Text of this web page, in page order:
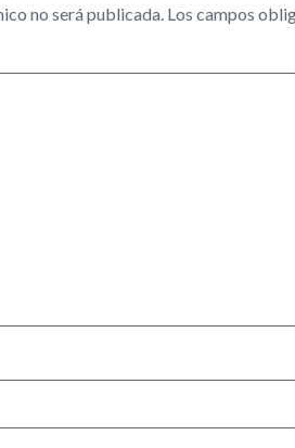
no será publicada. Los campos